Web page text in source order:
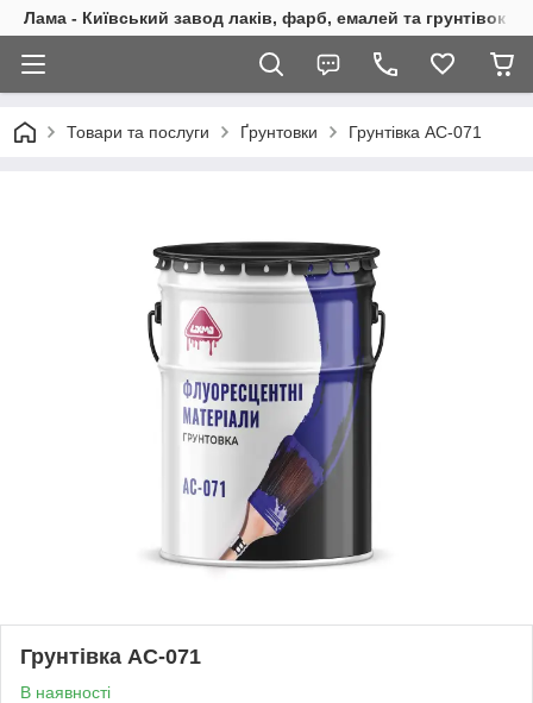
Лама - Київський завод лаків, фарб, емалей та грунтівок
Товари та послуги Ґрунтовки Грунтівка АС-071
Грунтівка АС-071
В наявності